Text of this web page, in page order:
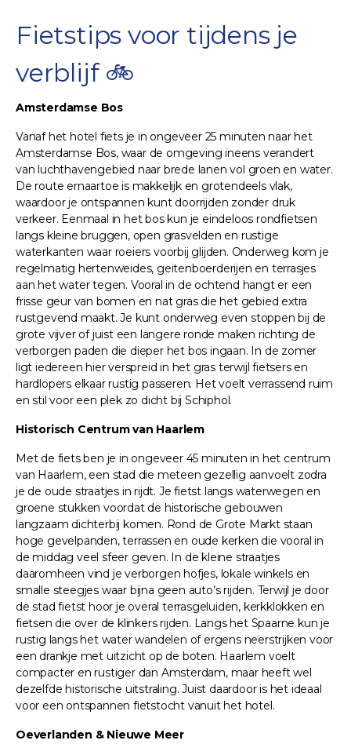
Fietstips voor tijdens je
verblijf 🚲
Amsterdamse Bos
Vanaf het hotel fiets je in ongeveer 25 minuten naar het
Amsterdamse Bos, waar de omgeving ineens verandert
van luchthavengebied naar brede lanen vol groen en water.
De route ernaartoe is makkelijk en grotendeels vlak,
waardoor je ontspannen kunt doorrijden zonder druk
verkeer. Eenmaal in het bos kun je eindeloos rondfietsen
langs kleine bruggen, open grasvelden en rustige
waterkanten waar roeiers voorbij glijden. Onderweg kom je
regelmatig hertenweides, geitenboerderijen en terrasjes
aan het water tegen. Vooral in de ochtend hangt er een
frisse geur van bomen en nat gras die het gebied extra
rustgevend maakt. Je kunt onderweg even stoppen bij de
grote vijver of juist een langere ronde maken richting de
verborgen paden die dieper het bos ingaan. In de zomer
ligt iedereen hier verspreid in het gras terwijl fietsers en
hardlopers elkaar rustig passeren. Het voelt verrassend ruim
en stil voor een plek zo dicht bij Schiphol.
Historisch Centrum van Haarlem
Met de fiets ben je in ongeveer 45 minuten in het centrum
van Haarlem, een stad die meteen gezellig aanvoelt zodra
je de oude straatjes in rijdt. Je fietst langs waterwegen en
groene stukken voordat de historische gebouwen
langzaam dichterbij komen. Rond de Grote Markt staan
hoge gevelpanden, terrassen en oude kerken die vooral in
de middag veel sfeer geven. In de kleine straatjes
daaromheen vind je verborgen hofjes, lokale winkels en
smalle steegjes waar bijna geen auto’s rijden. Terwijl je door
de stad fietst hoor je overal terrasgeluiden, kerkklokken en
fietsen die over de klinkers rijden. Langs het Spaarne kun je
rustig langs het water wandelen of ergens neerstrijken voor
een drankje met uitzicht op de boten. Haarlem voelt
compacter en rustiger dan Amsterdam, maar heeft wel
dezelfde historische uitstraling. Juist daardoor is het ideaal
voor een ontspannen fietstocht vanuit het hotel.
Oeverlanden & Nieuwe Meer